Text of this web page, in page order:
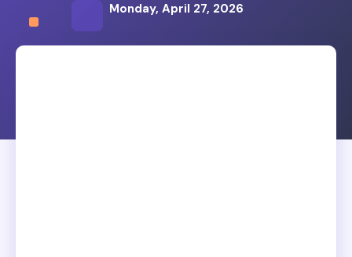
Monday, April 27, 2026